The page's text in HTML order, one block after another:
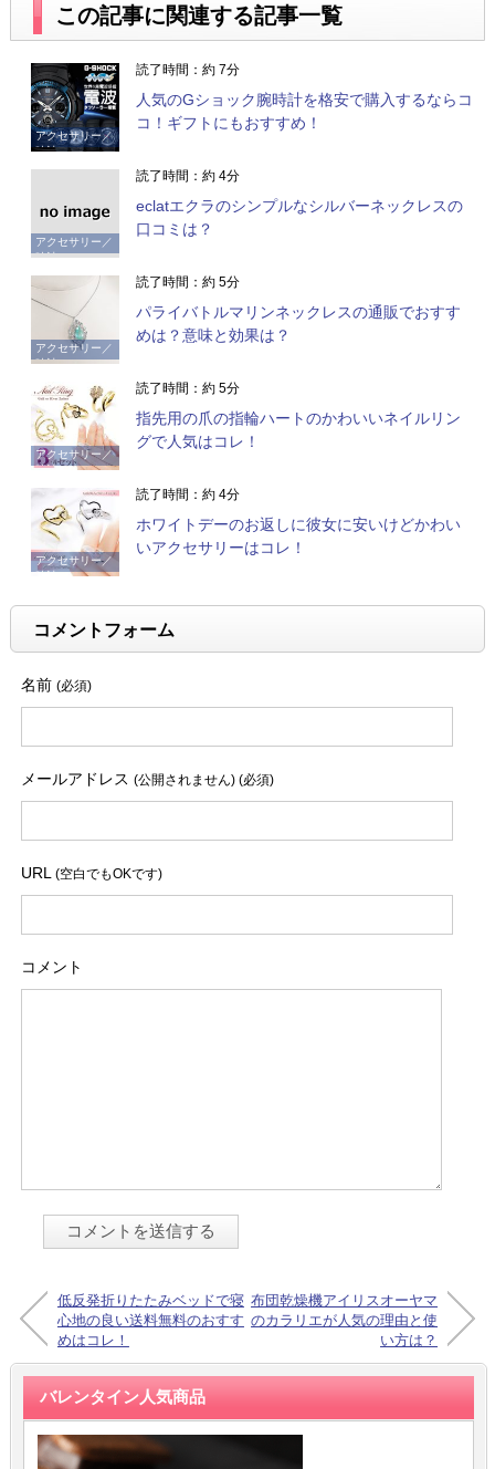
この記事に関連する記事一覧
アクセサリー／
時計
読了時間：約 7分
人気のGショック腕時計を格安で購入するならコ
コ！ギフトにもおすすめ！
アクセサリー／
時計
読了時間：約 4分
eclatエクラのシンプルなシルバーネックレスの
口コミは？
アクセサリー／
時計
読了時間：約 5分
パライバトルマリンネックレスの通販でおすす
めは？意味と効果は？
アクセサリー／
時計
読了時間：約 5分
指先用の爪の指輪ハートのかわいいネイルリン
グで人気はコレ！
アクセサリー／
時計
読了時間：約 4分
ホワイトデーのお返しに彼女に安いけどかわい
いアクセサリーはコレ！
コメントフォーム
名前 (必須)
メールアドレス (公開されません) (必須)
URL (空白でもOKです)
コメント
低反発折りたたみベッドで寝
心地の良い送料無料のおすす
めはコレ！
布団乾燥機アイリスオーヤマ
のカラリエが人気の理由と使
い方は？
バレンタイン人気商品